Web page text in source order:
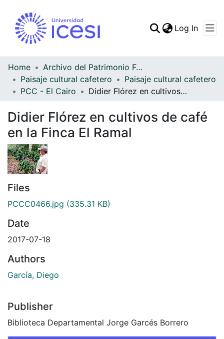
Statistics
Log In
Home
Archivo del Patrimonio Fotográfico y Fílmico del Valle del Cauca
Paisaje cultural cafetero
Paisaje cultural cafetero
PCC - El Cairo
Didier Flórez en cultivos de café en la Finca El Ramal
Didier Flórez en cultivos de café
en la Finca El Ramal
Files
PCCC0466.jpg (335.31 KB)
Date
2017-07-18
Authors
García, Diego
Publisher
Biblioteca Departamental Jorge Garcés Borrero